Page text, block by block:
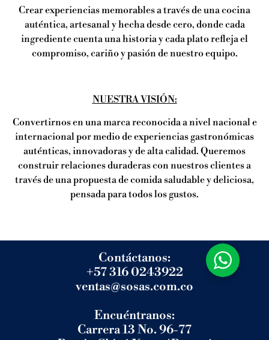
Crear experiencias memorables a través de una cocina
auténtica, artesanal y hecha desde cero, donde cada
ingrediente cuenta una historia y cada plato refleja el
compromiso, cariño y pasión de nuestro equipo.
NUESTRA VISIÓN:
Convertirnos en una marca reconocida a nivel nacional e
internacional por medio de experiencias gastronómicas
auténticas, innovadoras y de alta calidad. Queremos
construir relaciones duraderas con nuestros clientes a
través de una propuesta de comida saludable y deliciosa,
pensada para todos los gustos.
Contáctanos:
+57 316 0243922
ventas@sosas.com.co
Encuéntranos:
Carrera 13 No. 96-77